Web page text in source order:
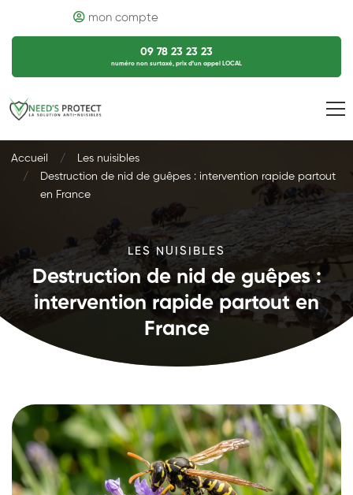
mon compte
09 78 23 23 23
numéro non surtaxé, prix d’un appel LOCAL
Accueil
Les nuisibles
Destruction de nid de guêpes : intervention rapide partout
en France
LES NUISIBLES
Destruction de nid de guêpes :
intervention rapide partout en
France